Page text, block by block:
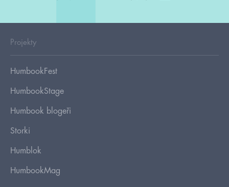
Projekty
HumbookFest
HumbookStage
Humbook blogeři
Storki
Humblok
HumbookMag